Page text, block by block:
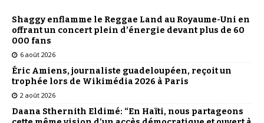
Shaggy enflamme le Reggae Land au Royaume-Uni en
offrant un concert plein d’énergie devant plus de 60
000 fans
6 août 2026
Éric Amiens, journaliste guadeloupéen, reçoit un
trophée lors de Wikimédia 2026 à Paris
2 août 2026
Daana Sthernith Eldimé: “En Haïti, nous partageons